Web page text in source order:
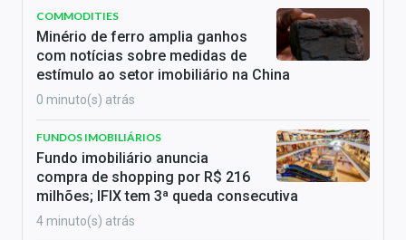
COMMODITIES
Minério de ferro amplia ganhos
com notícias sobre medidas de
estímulo ao setor imobiliário na China
0 minuto(s) atrás
FUNDOS IMOBILIÁRIOS
Fundo imobiliário anuncia
compra de shopping por R$ 216
milhões; IFIX tem 3ª queda consecutiva
4 minuto(s) atrás